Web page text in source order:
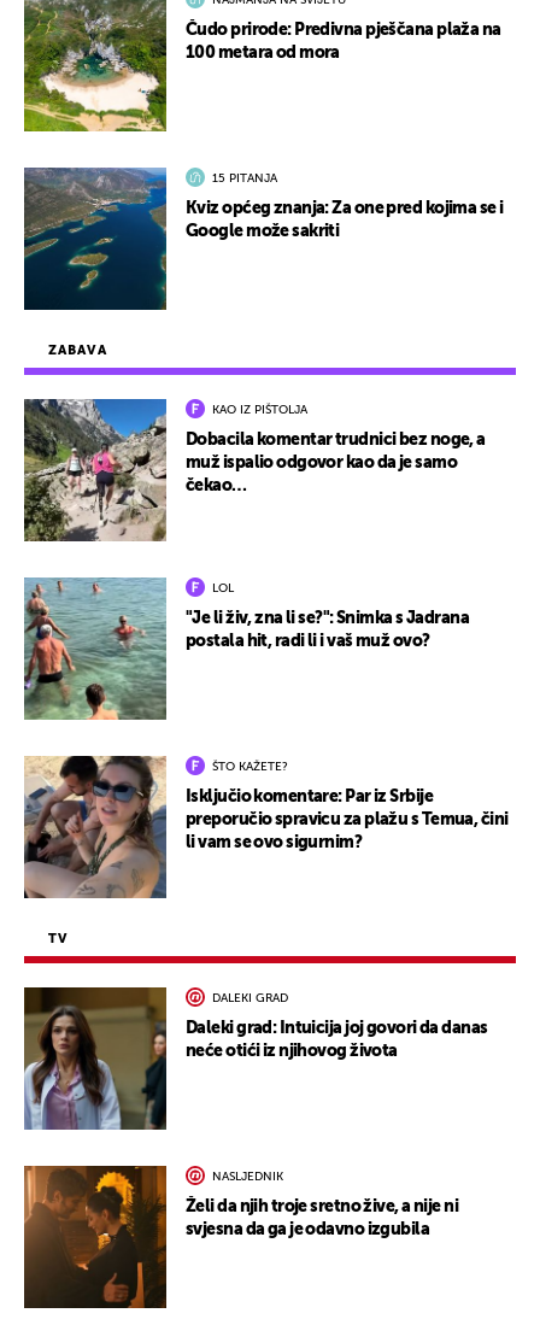
ZABAVA
KAO IZ PIŠTOLJA
Dobacila komentar trudnici bez noge, a
muž ispalio odgovor kao da je samo
čekao…
LOL
"Je li živ, zna li se?": Snimka s Jadrana
postala hit, radi li i vaš muž ovo?
ŠTO KAŽETE?
Isključio komentare: Par iz Srbije
preporučio spravicu za plažu s Temua, čini
li vam se ovo sigurnim?
TV
DALEKI GRAD
Daleki grad: Intuicija joj govori da danas
neće otići iz njihovog života
NASLJEDNIK
Želi da njih troje sretno žive, a nije ni
svjesna da ga je odavno izgubila
Čudo prirode: Predivna pješčana plaža na
100 metara od mora
15 PITANJA
Kviz općeg znanja: Za one pred kojima se i
Google može sakriti